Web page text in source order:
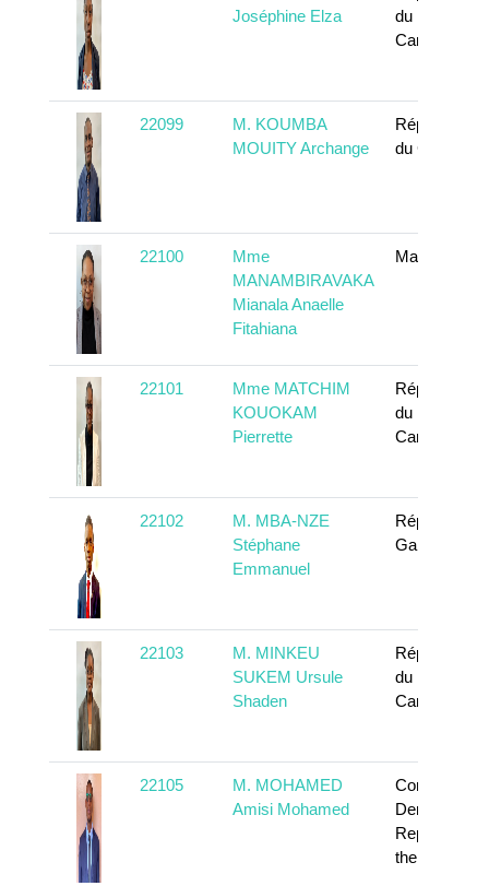
Joséphine Elza
du
Cameroun
22099
M. KOUMBA
MOUITY Archange
République
du Congo
22100
Mme
MANAMBIRAVAKA
Mianala Anaelle
Fitahiana
Madagascar
22101
Mme MATCHIM
KOUOKAM
Pierrette
République
du
Cameroun
22102
M. MBA-NZE
Stéphane
Emmanuel
République
Gabonaise
22103
M. MINKEU
SUKEM Ursule
Shaden
République
du
Cameroun
22105
M. MOHAMED
Amisi Mohamed
Congo, the
Democratic
Republic of
the